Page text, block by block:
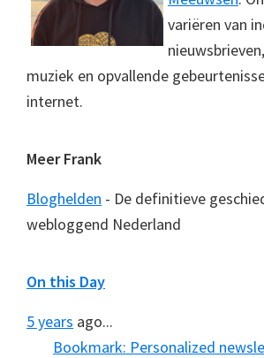
variëren van
muziek en opvallende
internet.
Meer Frank
Bloghelden - De definitieve
webloggend Nederland
On this Day
5 years ago...
Bookmark: Personalized